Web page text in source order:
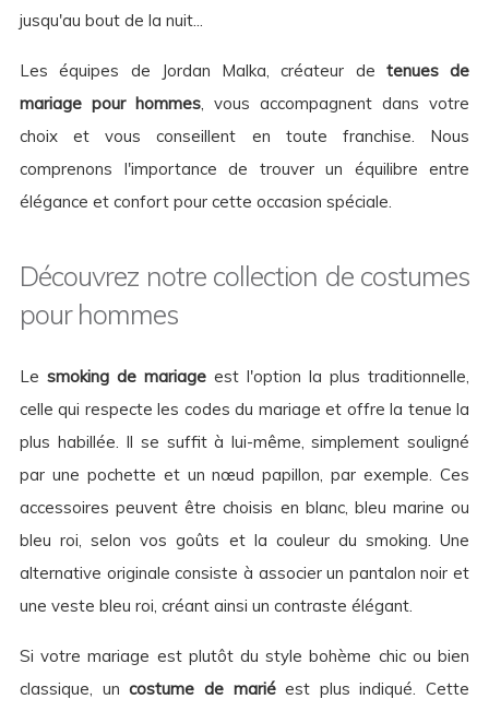
jusqu'au bout de la nuit...
Les équipes de Jordan Malka, créateur de tenues de
mariage pour hommes, vous accompagnent dans votre
choix et vous conseillent en toute franchise. Nous
comprenons l'importance de trouver un équilibre entre
élégance et confort pour cette occasion spéciale.
Découvrez notre collection de costumes
pour hommes
Le smoking de mariage est l'option la plus traditionnelle,
celle qui respecte les codes du mariage et offre la tenue la
plus habillée. Il se suffit à lui-même, simplement souligné
par une pochette et un nœud papillon, par exemple. Ces
accessoires peuvent être choisis en blanc, bleu marine ou
bleu roi, selon vos goûts et la couleur du smoking. Une
alternative originale consiste à associer un pantalon noir et
une veste bleu roi, créant ainsi un contraste élégant.
Si votre mariage est plutôt du style bohème chic ou bien
classique, uncostume de mariéest plus indiqué. Cette